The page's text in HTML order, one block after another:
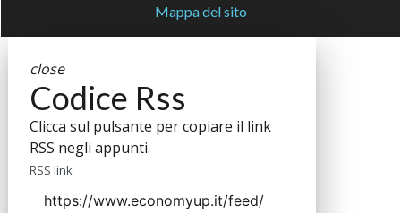
Mappa del sito
close
Codice Rss
Clicca sul pulsante per copiare il link
RSS negli appunti.
RSS link